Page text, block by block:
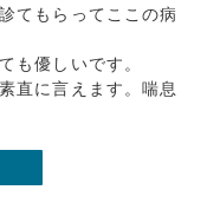
てもらってここの病
も優しいです。
直に言えます。喘息